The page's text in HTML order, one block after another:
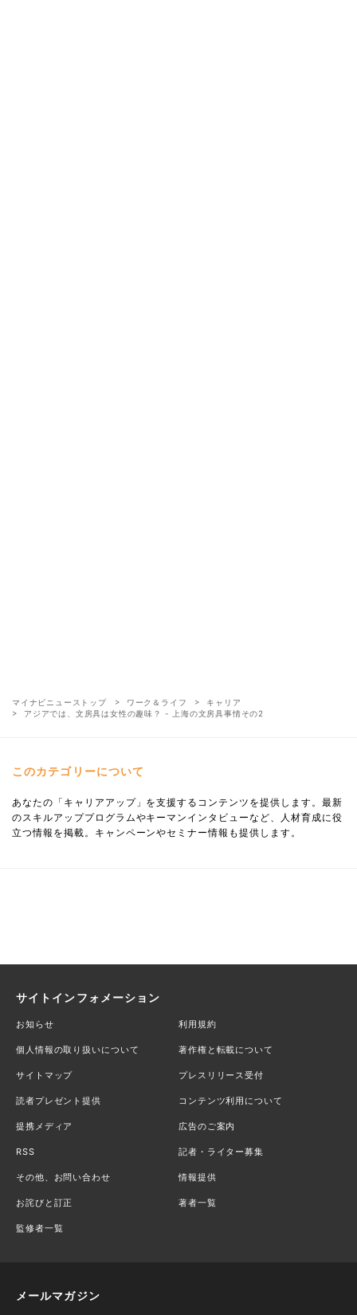
マイナビニューストップ ワーク＆ライフ
キャリア
アジアでは、文房具は女性の趣味？ - 上海の文房具事情その2
このカテゴリーについて
あなたの「キャリアアップ」を支援するコンテンツを提供します。最新
のスキルアッププログラムやキーマンインタビューなど、人材育成に役
立つ情報を掲載。キャンペーンやセミナー情報も提供します。
サイトインフォメーション
お知らせ 利用規約
個人情報の取り扱いについて 著作権と転載について
サイトマップ プレスリリース受付
読者プレゼント提供 コンテンツ利用について
提携メディア 広告のご案内
RSS 記者・ライター募集
その他、お問い合わせ 情報提供
お詫びと訂正 著者一覧
監修者一覧
メールマガジン